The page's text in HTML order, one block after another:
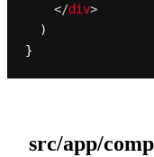
</div>
src/app/